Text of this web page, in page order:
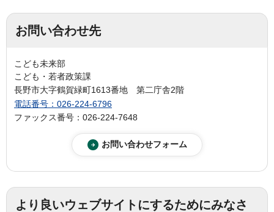
お問い合わせ先
こども未来部
こども・若者政策課
長野市大字鶴賀緑町1613番地 第二庁舎2階
電話番号：026-224-6796
ファックス番号：026-224-7648
より良いウェブサイトにするためにみなさ